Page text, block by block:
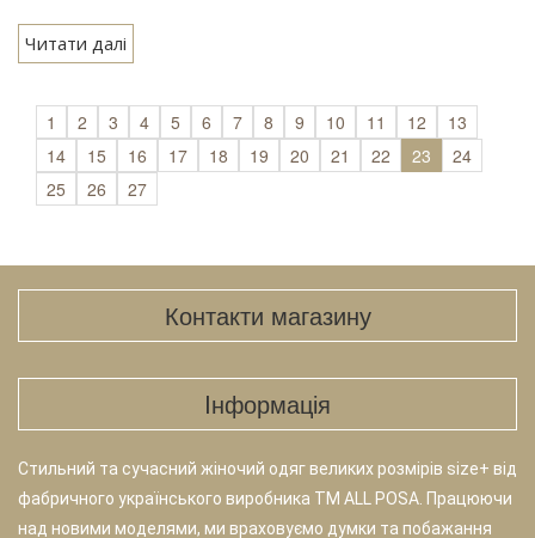
Читати далі
1 2 3 4 5 6 7 8 9 10 11 12
13
14
15 16 17 18 19 20 21 22 23
24
25
26 27
Контакти магазину
Iнформація
Стильний та сучасний жіночий одяг великих розмірів size+ від
фабричного українського виробника TM ALL POSA. Працюючи
над новими моделями, ми враховуємо думки та побажання